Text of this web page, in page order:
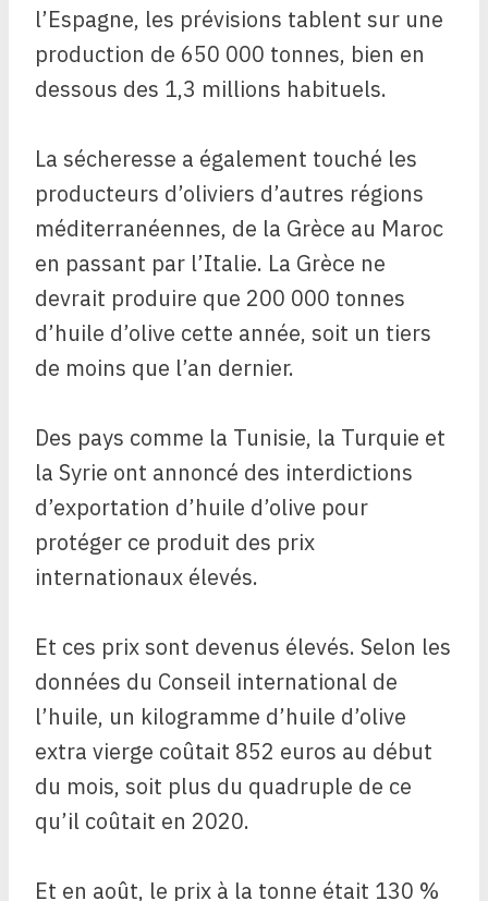
l’Espagne, les prévisions tablent sur une
production de 650 000 tonnes, bien en
dessous des 1,3 millions habituels.
La sécheresse a également touché les
producteurs d’oliviers d’autres régions
méditerranéennes, de la Grèce au Maroc
en passant par l’Italie. La Grèce ne
devrait produire que 200 000 tonnes
d’huile d’olive cette année, soit un tiers
de moins que l’an dernier.
Des pays comme la Tunisie, la Turquie et
la Syrie ont annoncé des interdictions
d’exportation d’huile d’olive pour
protéger ce produit des prix
internationaux élevés.
Et ces prix sont devenus élevés. Selon les
données du Conseil international de
l’huile, un kilogramme d’huile d’olive
extra vierge coûtait 852 euros au début
du mois, soit plus du quadruple de ce
qu’il coûtait en 2020.
Et en août, le prix à la tonne était 130 %